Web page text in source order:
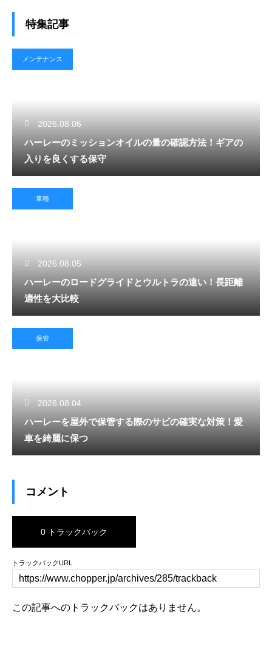
特集記事
メンテナンス
2026.08.06
ハーレーのミッションオイルの量の確認方法！ギアの
入りを良くする保守
車種
2026.08.05
ハーレーのロードグライドとウルトラの違い！長距離
適性を大比較
保管
2026.08.04
ハーレーを屋外で保管する際のサビの確実な対策！愛
車を綺麗に保つ
コメント
0 トラックバック
トラックバックURL
この記事へのトラックバックはありません。